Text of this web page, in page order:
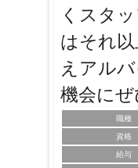
くスタ
はそれ
えアル
機会に
職種
資格
給与